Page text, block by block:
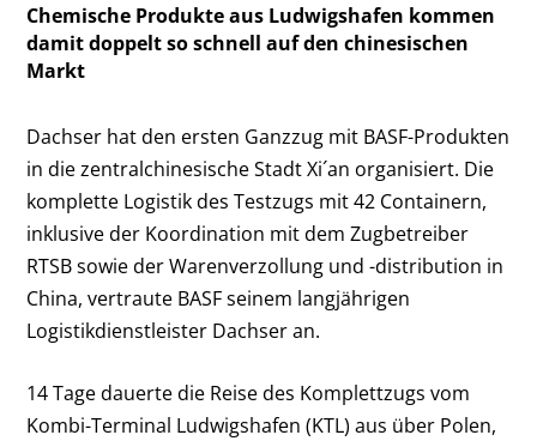
Chemische Produkte aus Ludwigshafen kommen
damit doppelt so schnell auf den chinesischen
Markt
Dachser hat den ersten Ganzzug mit BASF-Produkten
in die zentralchinesische Stadt Xi´an organisiert. Die
komplette Logistik des Testzugs mit 42 Containern,
inklusive der Koordination mit dem Zugbetreiber
RTSB sowie der Warenverzollung und -distribution in
China, vertraute BASF seinem langjährigen
Logistikdienstleister Dachser an.
14 Tage dauerte die Reise des Komplettzugs vom
Kombi-Terminal Ludwigshafen (KTL) aus über Polen,